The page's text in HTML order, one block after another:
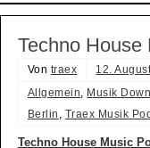
Techno
Von traex
12.
Allgemein, Musik
Berlin , Traex Musik
Techno House Music